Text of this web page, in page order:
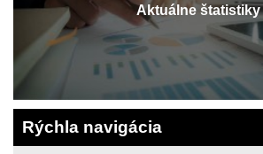
Aktuálne štatistiky
Rýchla navigácia